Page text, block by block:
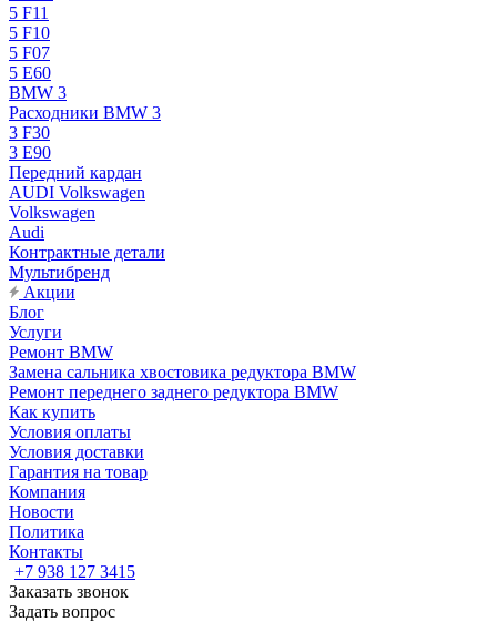
5 F11
5 F10
5 F07
5 E60
BMW 3
Расходники BMW 3
3 F30
3 E90
Передний кардан
AUDI Volkswagen
Volkswagen
Audi
Контрактные детали
Мультибренд
Акции
Блог
Услуги
Ремонт BMW
Замена сальника хвостовика редуктора BMW
Ремонт переднего заднего редуктора BMW
Как купить
Условия оплаты
Условия доставки
Гарантия на товар
Компания
Новости
Политика
Контакты
+7 938 127 3415
Заказать звонок
Задать вопрос